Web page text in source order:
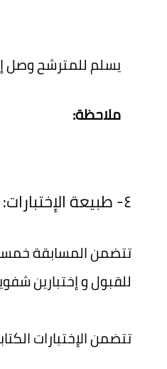
يسلم للمترشح وصل
ملاحظة:
٤- طبيعة الإختبارات:
للقبول و إختبارين
تتضمن الإختبارات